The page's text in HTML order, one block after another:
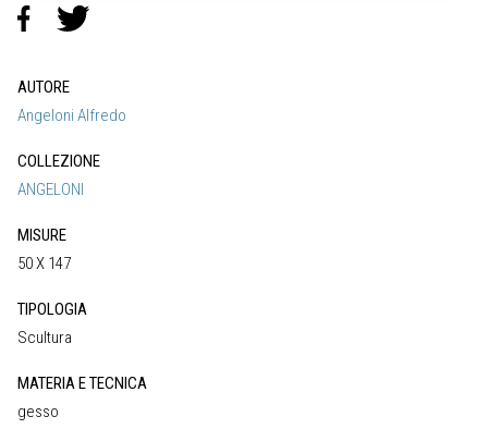
AUTORE
Angeloni Alfredo
COLLEZIONE
ANGELONI
MISURE
50 X 147
TIPOLOGIA
Scultura
MATERIA E TECNICA
gesso